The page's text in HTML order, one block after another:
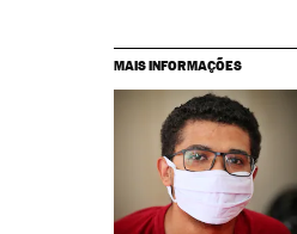
MAIS INFORMAÇÕES